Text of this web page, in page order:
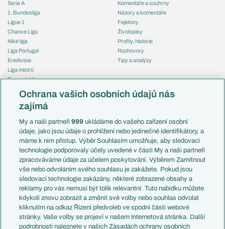
Serie A
1. Bundesliga
Ligue 1
Chance Liga
Niké liga
Liga Portugal
Eredivisie
Liga mistrů
Evropská liga
Mistrovství světa
Liga národů
Témata
Představení týmů MS
EuroSkauting
PL v kostce
Evropské koeficienty
Přestupy
Přestupové spekulace
Zranění
Kluby
Arsenal FC
Komentáře a souhrny
Názory a komentáře
Fejetony
Životopisy
Profily, historie
Rozhovory
Tipy a analýzy
Česko
Francie
Itálie
Německo
Španělsko
Argentina
Brazílie
Přestupy
Zápasy
Livescore
Tipovací soutěž
Ochrana vašich osobních údajů nás
zajímá
My a naši partneři999 ukládáme do vašeho zařízení osobní
údaje, jako jsou údaje o prohlížení nebo jedinečné identifikátory, a
máme k nim přístup. Výběr Souhlasím umožňuje, aby sledovací
technologie podporovaly účely uvedené v části My a naši partneři
zpracováváme údaje za účelem poskytování. Výběrem Zamítnout
vše nebo odvoláním svého souhlasu je zakážete. Pokud jsou
sledovací technologie zakázány, některé zobrazené obsahy a
reklamy pro vás nemusí být tolik relevantní. Tuto nabídku můžete
kdykoli znovu zobrazit a změnit své volby nebo souhlas odvolat
kliknutím na odkaz Řízení předvoleb ve spodní části webové
stránky. Vaše volby se projeví v našem Internetová stránka. Další
podrobnosti naleznete v našich Zásadách ochrany osobních